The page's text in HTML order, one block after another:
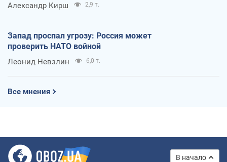
Александр Кирш 2,9 т.
Запад проспал угрозу: Россия может
проверить НАТО войной
Леонид Невзлин 6,0 т.
Все мнения
В начало